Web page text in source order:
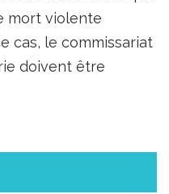
mort violente
cas, le commissariat
doivent être